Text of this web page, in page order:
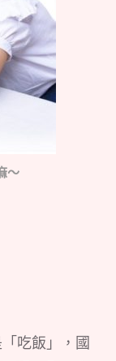
～
吃飯」，國